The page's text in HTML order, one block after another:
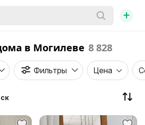
+
в Могилеве 8 828
Фильтры Цена